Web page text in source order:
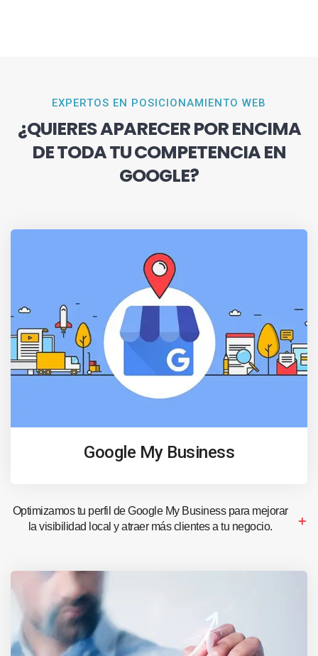
EXPERTOS EN POSICIONAMIENTO WEB
¿QUIERES APARECER POR ENCIMA
DE TODA TU COMPETENCIA EN
GOOGLE?
Google My Business
Optimizamos tu perfil de Google My Business para mejorar
la visibilidad local y atraer más clientes a tu negocio.